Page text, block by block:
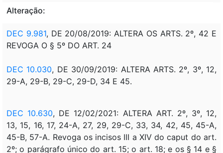
Alteração:
DEC 9.981, DE 20/08/2019: ALTERA OS ARTS. 2º, 42 E
REVOGA O § 5º DO ART. 24
DEC 10.030, DE 30/09/2019: ALTERA ARTS. 2º, 3º, 12,
29-A, 29-B, 29-C, 29-D, 34 E 45.
DEC 10.630, DE 12/02/2021: ALTERA ART. 2º, 3º, 12,
13, 15, 16, 17, 24-A, 27, 29, 29-C, 33, 34, 42, 45, 45-A,
45-B, 57-A. Revoga os incisos III a XIV do caput do art.
2º; o parágrafo único do art. 15; o art. 18; e os § 14 e §